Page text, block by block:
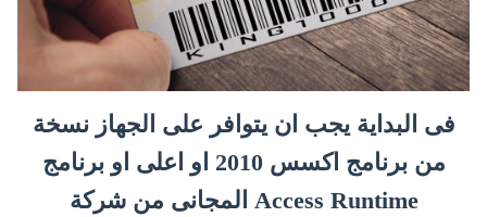
فى البداية يجب ان يتوافر على الجهاز نسخة
من برنامج اكسس 2010 او اعلى او برنامج
Access Runtime المجانى من شركة